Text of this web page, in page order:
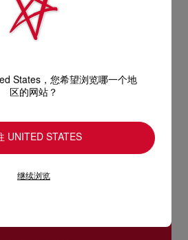
States，您希望浏览哪一个地
区的网站？
UNITED STATES
继续浏览